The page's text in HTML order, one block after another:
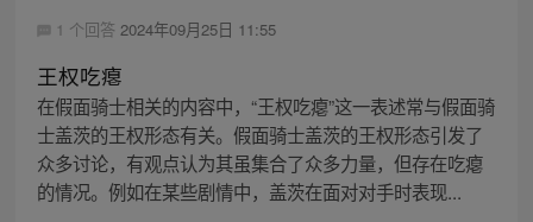
1 个回答 2024年09月25日 11:55
王权吃瘪
在假面骑士相关的内容中，“王权吃瘪”这一表述常与假面骑
士盖茨的王权形态有关。假面骑士盖茨的王权形态引发了
众多讨论，有观点认为其虽集合了众多力量，但存在吃瘪
的情况。例如在某些剧情中，盖茨在面对对手时表现...